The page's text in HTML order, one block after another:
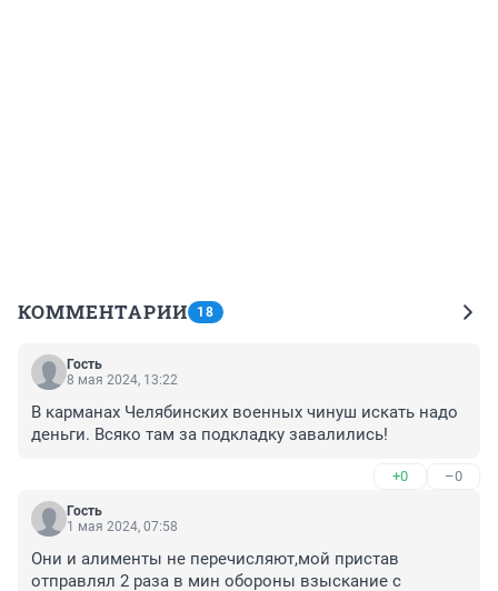
КОММЕНТАРИИ 18
Гость
8 мая 2024, 13:22
В карманах Челябинских военных чинуш искать надо
деньги. Всяко там за подкладку завалились!
+0 –0
Гость
1 мая 2024, 07:58
Они и алименты не перечисляют,мой пристав
отправлял 2 раза в мин обороны взыскание с